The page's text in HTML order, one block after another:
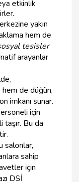
etkinlik
yakın
hem de
tesisler
arayanlar
de düğün,
imkanı sunar.
için
Bu da
salonlar,
sahip
için
DSİ